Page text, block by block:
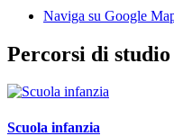
Naviga su Google
Percorsi di studio
Scuola infanzia